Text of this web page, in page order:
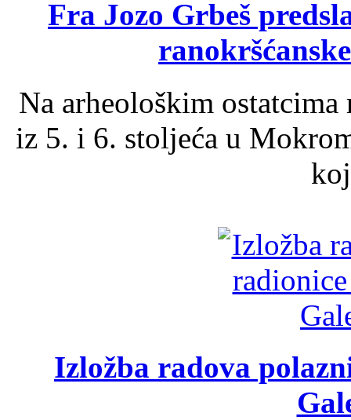
Fra Jozo Grbeš
Na arheološkim
iz 5. i 6. stoljeća u
Izložba radova